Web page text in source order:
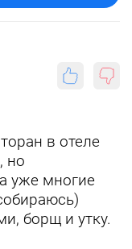
в отеле
но
уже многие
борщ и утку.